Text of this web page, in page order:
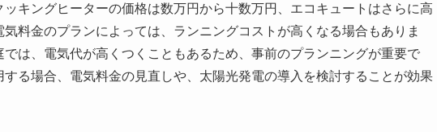
キングヒーターの価格は数万円から十数万円、エコキュートはさらに高
料金のプランによっては、ランニングコストが高くなる場合もありま
は、電気代が高くつくこともあるため、事前のプランニングが重要で
る場合、電気料金の見直しや、太陽光発電の導入を検討することが効果